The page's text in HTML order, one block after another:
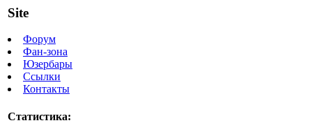
Site
Форум
Фан-зона
Юзербары
Ссылки
Контакты
Статистика: